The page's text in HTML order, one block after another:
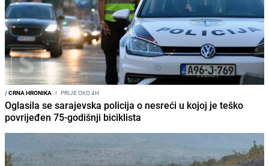
/CRNA HRONIKA I PRIJE OKO 4H
Oglasila se sarajevska policija o nesreći u kojoj je teško
povrijeđen 75-godišnji biciklista